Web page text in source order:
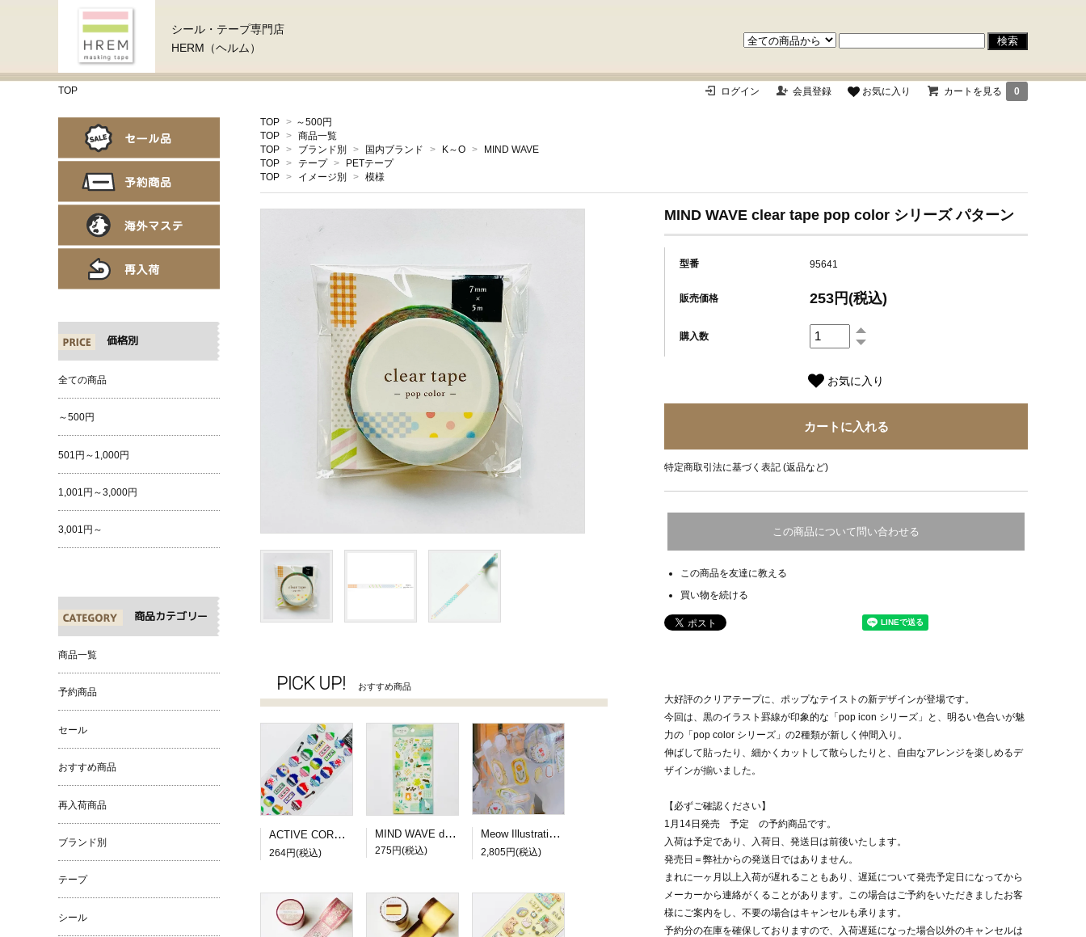
シール・テープ専門店
HERM（ヘルム）
TOP ログイン 会員登録 お気に入り カートを見る 0
TOP > ～500円
TOP > 商品一覧
TOP > ブランド別 > 国内ブランド > K～O >
MIND WAVE
TOP > テープ >
PETテープ
TOP > イメージ別 > 模様
MIND WAVE clear tape pop color シリーズ パターン
型番 95641
販売価格 253円(税込)
購入数
お気に入り
特定商取引法に基づく表記 (返品など)
この商品について問い合わせる
この商品を友達に教える
買い物を続ける
大好評のクリアテープに、ポップなテイストの新デザインが登場です。
今回は、黒のイラスト罫線が印象的な「pop icon シリーズ」と、明るい色合いが魅
力の「pop color シリーズ」の2種類が新しく仲間入り。
伸ばして貼ったり、細かくカットして散らしたりと、自由なアレンジを楽しめるデ
ザインが揃いました。
【必ずご確認ください】
1月14日発売 予定 の予約商品です。
入荷は予定であり、入荷日、発送日は前後いたします。
発売日＝弊社からの発送日ではありません。
まれに一ヶ月以上入荷が遅れることもあり、遅延について発売予定日になってから
メーカーから連絡がくることがあります。この場合はご予約をいただきましたお客
様にご案内をし、不要の場合はキャンセルも承ります。
予約分の在庫を確保しておりますので、入荷遅延になった場合以外のキャンセルは
PICK UP! おすすめ商品
ACTIVE CORPORATION 夏柄ドロップシール かき氷
264円(税込)
MIND WAVE dewdrop sticker green
275円(税込)
Meow Illustration PETロールシール Frames
2,805円(税込)
価格別
全ての商品
～500円
501円～1,000円
1,001円～3,000円
3,001円～
商品カテゴリー
商品一覧
予約商品
セール
おすすめ商品
再入荷商品
ブランド別
テープ
シール